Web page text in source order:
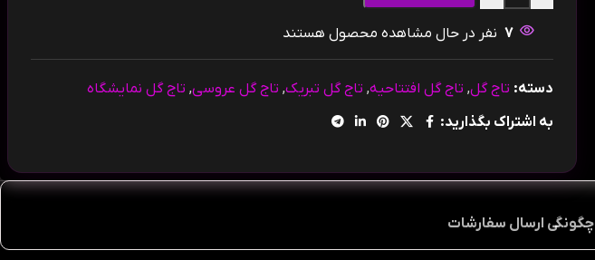
7 نفر در حال مشاهده محصول هستند
دسته: تاج گل, تاج گل افتتاحیه, تاج گل تبریک, تاج گل عروسی, تاج گل نمایشگاه
به اشتراک بگذارید:
چگونگی ارسال سفارشات